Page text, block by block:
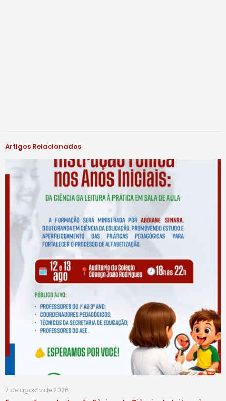
Artigos Relacionados
7 de agosto de 2026